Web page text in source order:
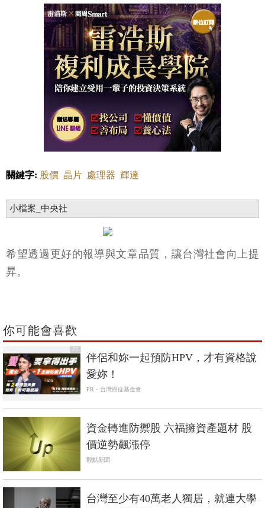
關鍵字: 股價 晶片 處理器 輝達
小檔案_中央社
希望透過更好的報導與文章品質，讓台灣社會向上提
昇。
你可能會喜歡
PR
伴侶和妳一起預防HPV，才有資格說
愛妳！
PR・台灣癌症基金會
資金轉進防禦股 六福擁資產題材 股
價逆勢飆漲停
觀點新聞
台灣至少有40萬老人獨居，就連大學